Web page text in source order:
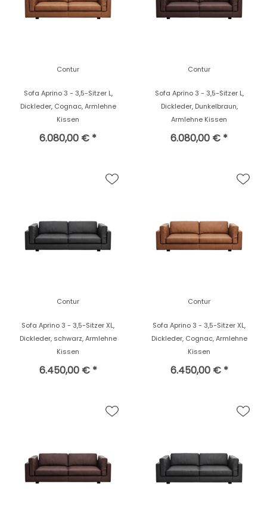
Contur
Sofa Aprino 3 - 3,5-Sitzer L,
Dickleder, Cognac, Armlehne
Kissen
6.080,00 € *
Contur
Sofa Aprino 3 - 3,5-Sitzer L,
Dickleder, Dunkelbraun,
Armlehne Kissen
6.080,00 € *
Contur
Sofa Aprino 3 - 3,5-Sitzer XL,
Dickleder, schwarz, Armlehne
Kissen
6.450,00 € *
Contur
Sofa Aprino 3 - 3,5-Sitzer XL,
Dickleder, Cognac, Armlehne
Kissen
6.450,00 € *